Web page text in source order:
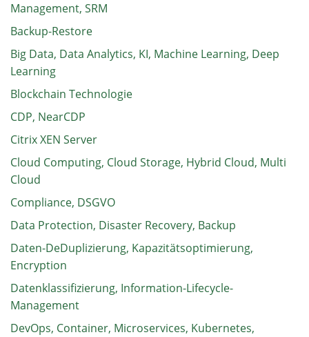
Management, SRM
Backup-Restore
Big Data, Data Analytics, KI, Machine Learning, Deep
Learning
Blockchain Technologie
CDP, NearCDP
Citrix XEN Server
Cloud Computing, Cloud Storage, Hybrid Cloud, Multi
Cloud
Compliance, DSGVO
Data Protection, Disaster Recovery, Backup
Daten-DeDuplizierung, Kapazitätsoptimierung,
Encryption
Datenklassifizierung, Information-Lifecycle-
Management
DevOps, Container, Microservices, Kubernetes,